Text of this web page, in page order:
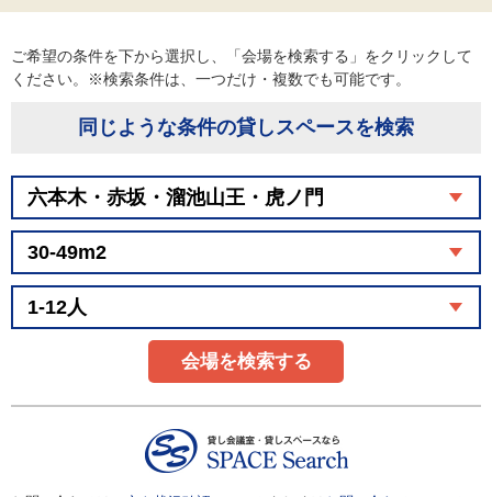
ご希望の条件を下から選択し、「会場を検索する」をクリックして
ください。※検索条件は、一つだけ・複数でも可能です。
同じような条件の貸しスペースを検索
会場を検索する